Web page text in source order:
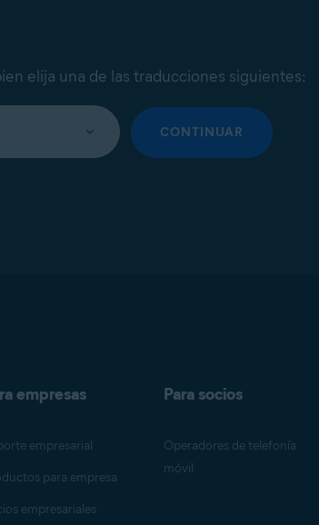
elija una de las traducciones siguientes:
CONTINUAR
empresas
empresarial
para empresa
empresariales
Para socios
Operadores de telefonía
móvil